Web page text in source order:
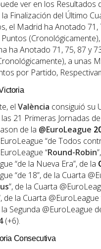
ver en los Resultados
Finalización del Último
el Madrid ha Anotado 71,
ha Anotado 71, 75, 87 y
a unas
por Partido,
el València consiguió su
21 Primeras Jornadas
de la @EuroLeague
“de Todos
“Round-Robin
“de la Nueva Era”, de la
“de 18”, de la Cuarta
”, de la Cuarta
de la Cuarta @EuroLeague
la Segunda @EuroLeague
(+6).
Consecutiva